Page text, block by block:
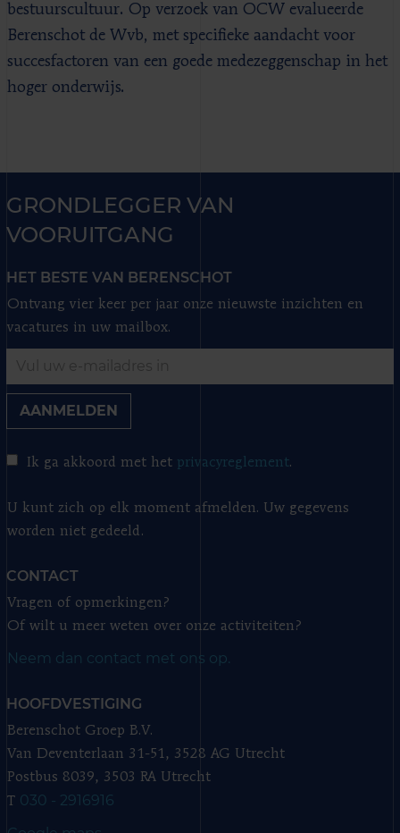
bestuurscultuur. Op verzoek van OCW evalueerde
Berenschot de Wvb, met specifieke aandacht voor
succesfactoren van een goede medezeggenschap in het
hoger onderwijs.
GRONDLEGGER VAN
VOORUITGANG
HET BESTE VAN BERENSCHOT
Ontvang vier keer per jaar onze nieuwste inzichten en
vacatures in uw mailbox.
AANMELDEN
Ik ga akkoord met het privacyreglement.
U kunt zich op elk moment afmelden. Uw gegevens
worden niet gedeeld.
CONTACT
Vragen of opmerkingen?
Of wilt u meer weten over onze activiteiten?
Neem dan contact met ons op.
HOOFDVESTIGING
Berenschot Groep B.V.
Van Deventerlaan 31-51, 3528 AG Utrecht
Postbus 8039, 3503 RA Utrecht
T 030 - 2916916